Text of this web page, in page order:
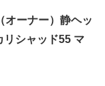
オーナー）静ヘッ
リシャッド55 マ